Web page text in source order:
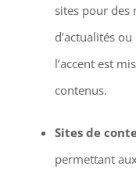
sites pour des
d’actualités
l’accent est
contenus.
Sites de
permettant